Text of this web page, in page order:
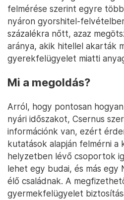
felmérése szerint egyre
nyáron gyorshitel-
százalékra nőtt, azaz
aránya, akik hitellel akarták
gyerekfelügyelet miatti
Mi a megoldás?
Arról, hogy pontosan
nyári időszakot, Csernus
információnk van, ezért
kutatások alapján felmérni a
helyzetben lévő csoportok
lehet egy budai, és más egy
élő családnak. A
gyermekfelügyelet